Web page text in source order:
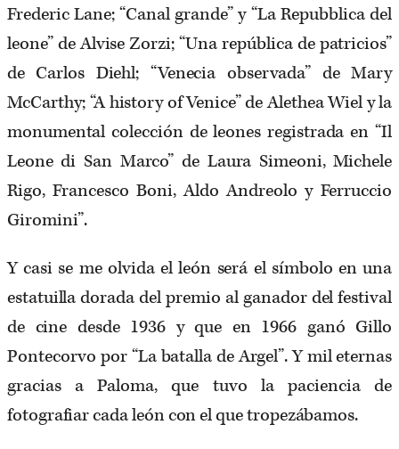
Frederic Lane; “Canal grande” y “La Repubblica del
leone” de Alvise Zorzi; “Una república de patricios”
de Carlos Diehl; “Venecia observada” de Mary
McCarthy; “A history of Venice” de Alethea Wiel y la
monumental colección de leones registrada en “Il
Leone di San Marco” de Laura Simeoni, Michele
Rigo, Francesco Boni, Aldo Andreolo y Ferruccio
Giromini”.
Y casi se me olvida el león será el símbolo en una
estatuilla dorada del premio al ganador del festival
de cine desde 1936 y que en 1966 ganó Gillo
Pontecorvo por “La batalla de Argel”. Y mil eternas
gracias a Paloma, que tuvo la paciencia de
fotografiar cada león con el que tropezábamos.